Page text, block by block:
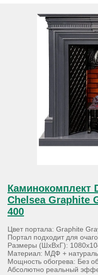
Каминокомплект
Chelsea Graphite
400
Цвет портала: Graphite
Портал подходит для
Размеры (ШхВхГ):
Материал: МДФ +
Мощность обогрева: Без
Абсолютно реальный